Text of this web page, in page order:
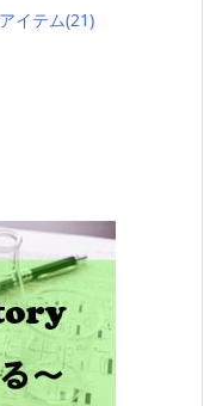
イテム(21)